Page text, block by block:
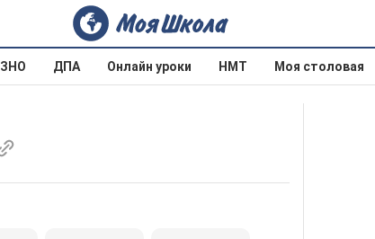
ЗНО ДПА Онлайн уроки НМТ Моя столовая